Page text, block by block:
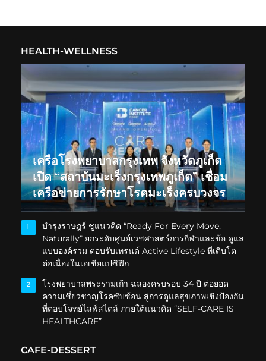
HEALTH-WELLNESS
เครือโรงพยาบาลกรุงเทพ จังหวัดภูเก็ต
เปิด “สถาบันมะเร็งกรุงเทพภูเก็ต” เชื่อม
เครือข่ายการรักษาโรคมะเร็งครบวงจร
1
บำรุงราษฎร์ ชูแนวคิด “Ready For Every Move,
Naturally” ยกระดับศูนย์เวชศาสตร์การกีฬาและข้อ ดูแล
แบบองค์รวม ตอบรับเทรนด์ Active Lifestyle ที่เติบโต
ต่อเนื่องในเอเชียแปซิฟิก
2
โรงพยาบาลพระรามเก้า ฉลองครบรอบ 34 ปี ต่อยอด
ความเชี่ยวชาญโรคซับซ้อน สู่การดูแลสุขภาพเชิงป้องกัน
ที่ตอบโจทย์ไลฟ์สไตล์ ภายใต้แนวคิด “SELF-CARE IS
HEALTHCARE”
CAFE-DESSERT